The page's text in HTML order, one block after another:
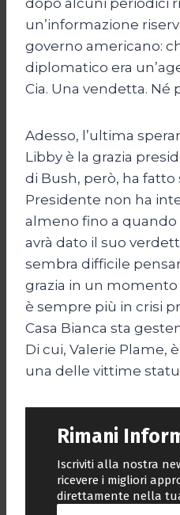
un’informazione
governo americano:
diplomatico era
Cia. Una vendetta. Né
Adesso, l’ultima
Libby è la grazia
di Bush, però, ha fatto
Presidente non ha
almeno fino a quando
avrà dato il suo
sembra difficile
grazia in un
è sempre più in crisi
Casa Bianca sta
Di cui, Valerie Plame,
una delle vittime
Rimani
Iscriviti alla nostra
ricevere i migliori
direttamente nella